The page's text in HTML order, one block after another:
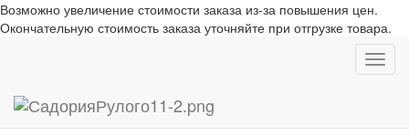
Возможно увеличение стоимости заказа из-за повышения цен.
Окончательную стоимость заказа уточняйте при отгрузке товара.